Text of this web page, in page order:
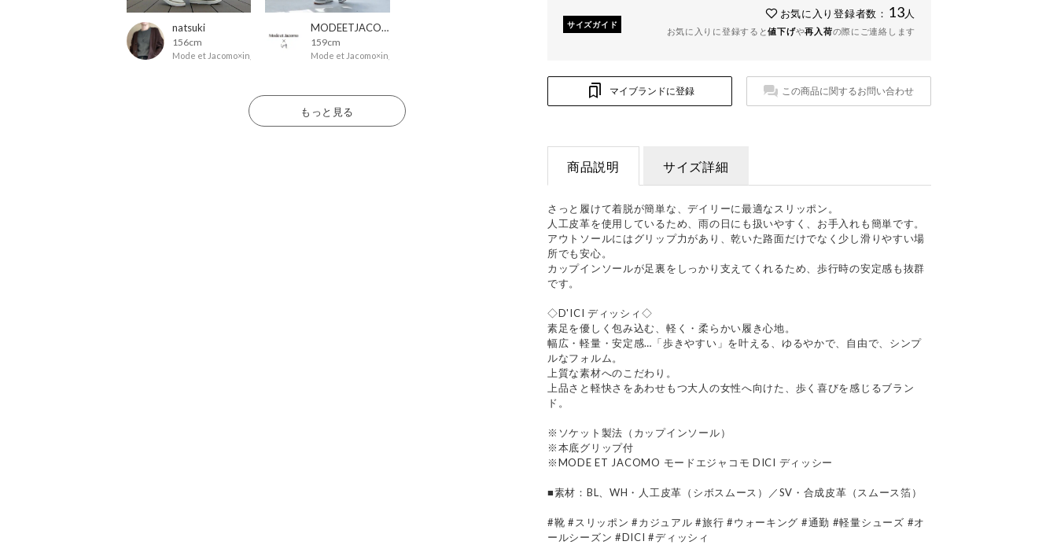
natsuki
156cm
Mode et Jacomo×ing
MODEETJACOMOingSTAFF
159cm
Mode et Jacomo×ing
もっと見る
サイズガイド
お気に入り登録者数： 13 人
お気に入りに登録すると値下げや再入荷の際にご連絡します
マイブランドに登録 この商品に関するお問い合わせ
商品説明 サイズ詳細
さっと履けて着脱が簡単な、デイリーに最適なスリッポン。
人工皮革を使用しているため、雨の日にも扱いやすく、お手入れも簡単です。
アウトソールにはグリップ力があり、乾いた路面だけでなく少し滑りやすい場
所でも安心。
カップインソールが足裏をしっかり支えてくれるため、歩行時の安定感も抜群
です。
◇D'ICI ディッシィ◇
素足を優しく包み込む、軽く・柔らかい履き心地。
幅広・軽量・安定感…「歩きやすい」を叶える、ゆるやかで、自由で、シンプ
ルなフォルム。
上質な素材へのこだわり。
上品さと軽快さをあわせもつ大人の女性へ向けた、歩く喜びを感じるブラン
ド。
※ソケット製法（カップインソール）
※本底グリップ付
※MODE ET JACOMO モードエジャコモ DICI ディッシー
■素材：BL、WH・人工皮革（シボスムース）／SV・合成皮革（スムース箔）
#靴 #スリッポン #カジュアル #旅行 #ウォーキング #通勤 #軽量シューズ #オ
ールシーズン #DICI #ディッシィ